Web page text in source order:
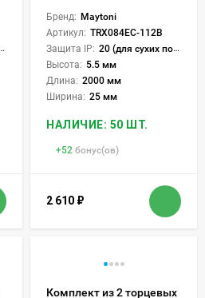
Бренд: Maytoni
Артикул: TRX084EC-112B
Защита IP: 20 (для сухих пом.)
Высота: 5.5 мм
Длина: 2000 мм
Ширина: 25 мм
НАЛИЧИЕ: 50 ШТ.
+52 бонус(ов)
2 610 ₽
Комплект из 2 торцевых